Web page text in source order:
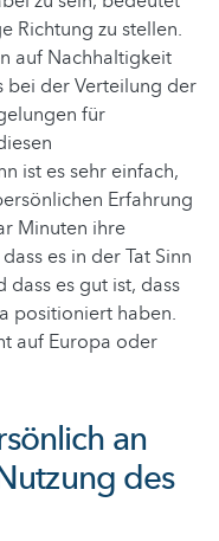
Richtung zu stellen.
auf Nachhaltigkeit
bei der Verteilung der
für
ist es sehr einfach,
Erfahrung
Minuten ihre
es in der Tat Sinn
dass es gut ist, dass
positioniert haben.
auf Europa oder
an
des